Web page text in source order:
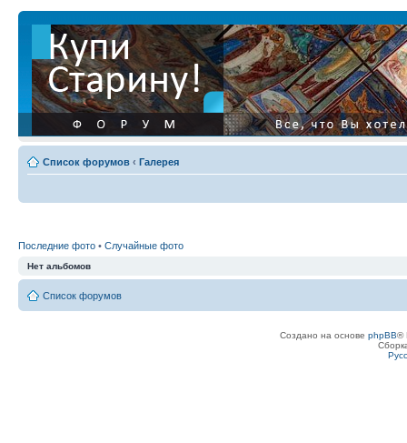
Список форумов ‹ Галерея
Последние фото • Случайные фото
Нет альбомов
Список форумов
Создано на основе phpBB®